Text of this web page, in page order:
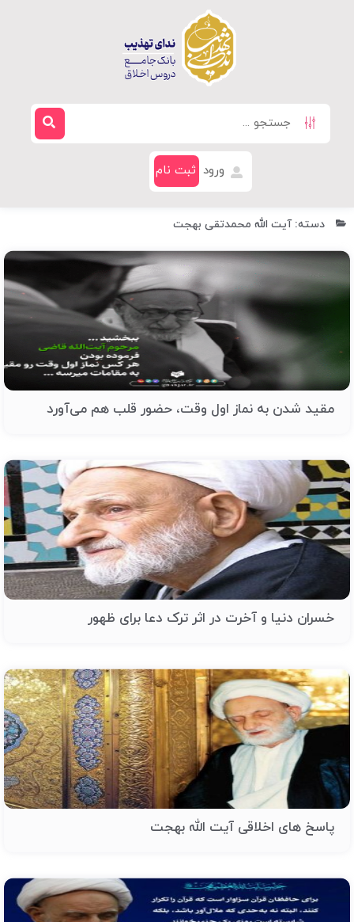
ورود ثبت نام
دسته: آیت الله محمدتقی بهجت
مقید شدن به نماز اول وقت، حضور قلب هم می‌آورد
خسران دنیا و آخرت در اثر ترک دعا برای ظهور
پاسخ های اخلاقی آیت الله بهجت